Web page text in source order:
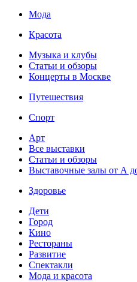
Мода
Красота
Музыка и клубы
Статьи и обзоры
Концерты в Москве
Путешествия
Спорт
Арт
Все выставки
Статьи и обзоры
Выставочные залы от А
Здоровье
Дети
Город
Кино
Рестораны
Развитие
Спектакли
Мода и красота